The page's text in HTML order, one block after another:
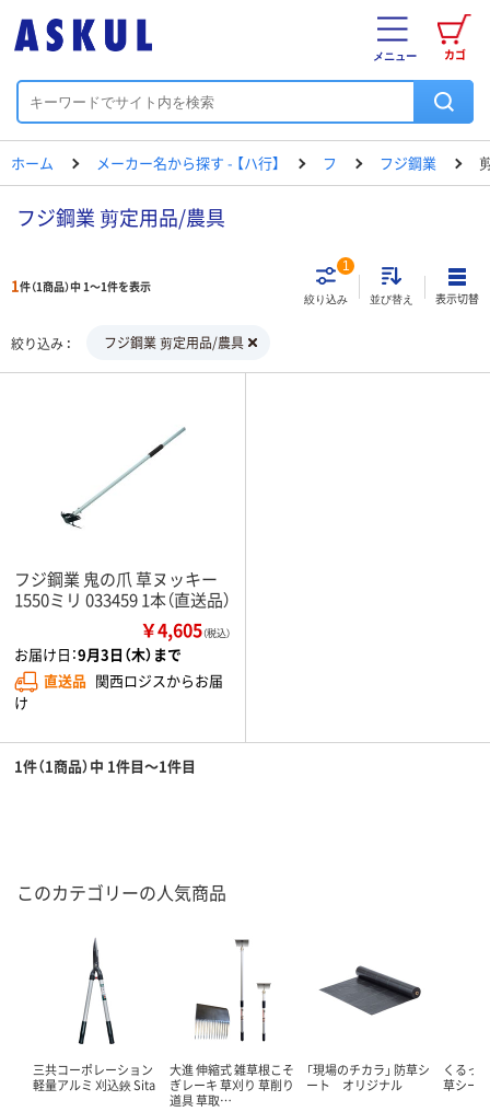
カゴ
メニュー
ホーム メーカー名から探す - 【ハ行】 フ フジ鋼業
フジ鋼業 剪定用品/農具
1件（1商品）中 1～1件を表示
絞り込み
1
並び替え 表示切替
絞り込み フジ鋼業 剪定用品/農具
フジ鋼業 鬼の爪 草ヌッキー
1550ミリ 033459 1本（直送品）
￥4,605（税込）
お届け日：9月3日（木）まで
直送品 関西ロジスからお届
け
1件（1商品）中 1件目～1件目
このカテゴリーの人気商品
三共コーポレーション
軽量アルミ 刈込鋏 Sita
大進 伸縮式 雑草根こそ
ぎレーキ 草刈り 草削り
道具 草取…
「現場のチカラ」 防草シ
ート オリジナル
くるっ
草シー